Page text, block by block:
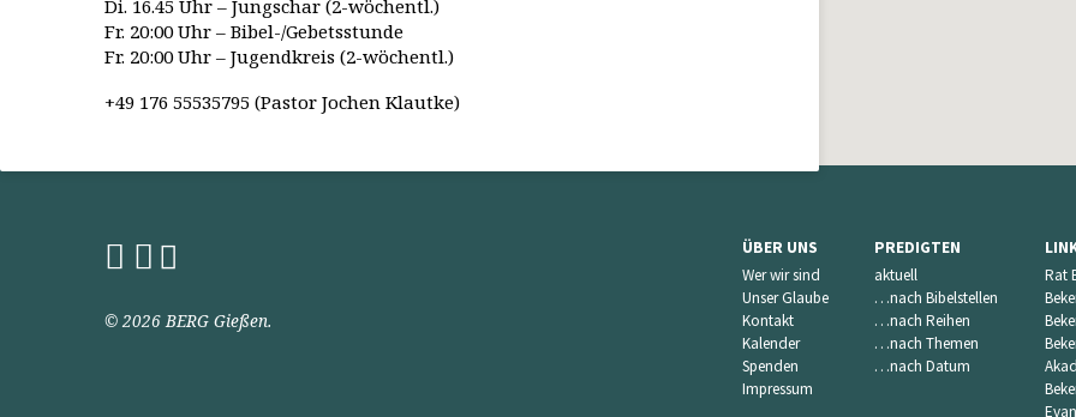
Di. 16.45 Uhr – Jungschar (2-wöchentl.)
Fr. 20:00 Uhr – Bibel-/Gebetsstunde
Fr. 20:00 Uhr – Jugendkreis (2-wöchentl.)
+49 176 55535795 (Pastor Jochen Klautke)
© 2026 BERG Gießen.
ÜBER UNS
Wer wir sind
Unser Glaube
Kontakt
Kalender
Spenden
Impressum
PREDIGTEN
aktuell
…nach Bibelstellen
…nach Reihen
…nach Themen
…nach Datum
Rat